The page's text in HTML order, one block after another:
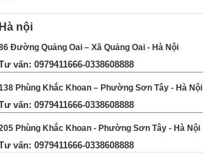
Hà nội
Đường Quảng Oai – Xã Quảng Oai - Hà Nội
vấn: 0979411666-0338608888
Phùng Khắc Khoan – Phường Sơn Tây - Hà Nội
vấn: 0979411666-0338608888
Phùng Khắc Khoan - Phường Sơn Tây - Hà Nội
vấn: 0979411666-0338608888